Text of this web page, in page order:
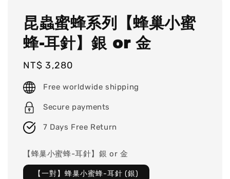
昆蟲蜜蜂系列【蜂巢小蜜
蜂-耳針】銀 or 金
Regular
price
NT$ 3,280
Free worldwide shipping
Secure payments
7 Days Free Return
【蜂巢小蜜蜂-耳針】銀 or 金
【一對】蜂巢小蜜蜂-耳針 (銀)